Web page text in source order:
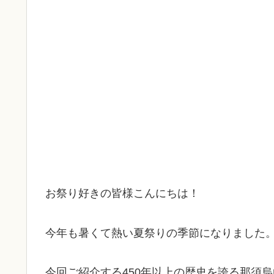
お祭り好きの皆様こんにちは！
今年も暑くて熱い夏祭りの季節になりました。